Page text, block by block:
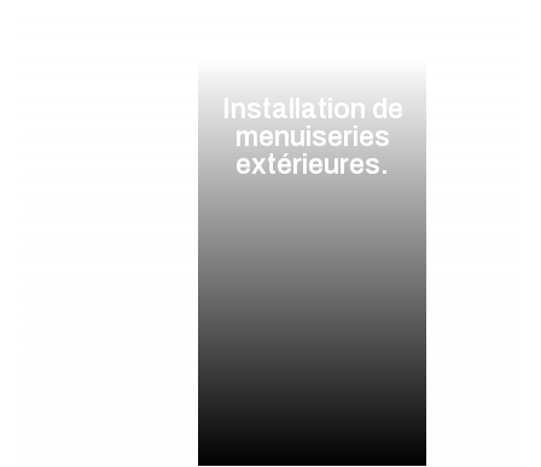
Installation de
menuiseries
extérieures.